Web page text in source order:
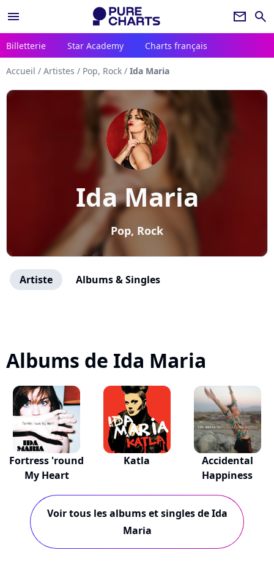
menu newsletter search
Billetterie Star Academy Charts français
Accueil / Artistes / Pop, Rock / Ida Maria
Ida Maria
Pop, Rock
Artiste Albums & Singles
Albums de Ida Maria
Fortress 'round
My Heart
Katla
Accidental
Happiness
Voir tous les albums et singles de Ida
Maria